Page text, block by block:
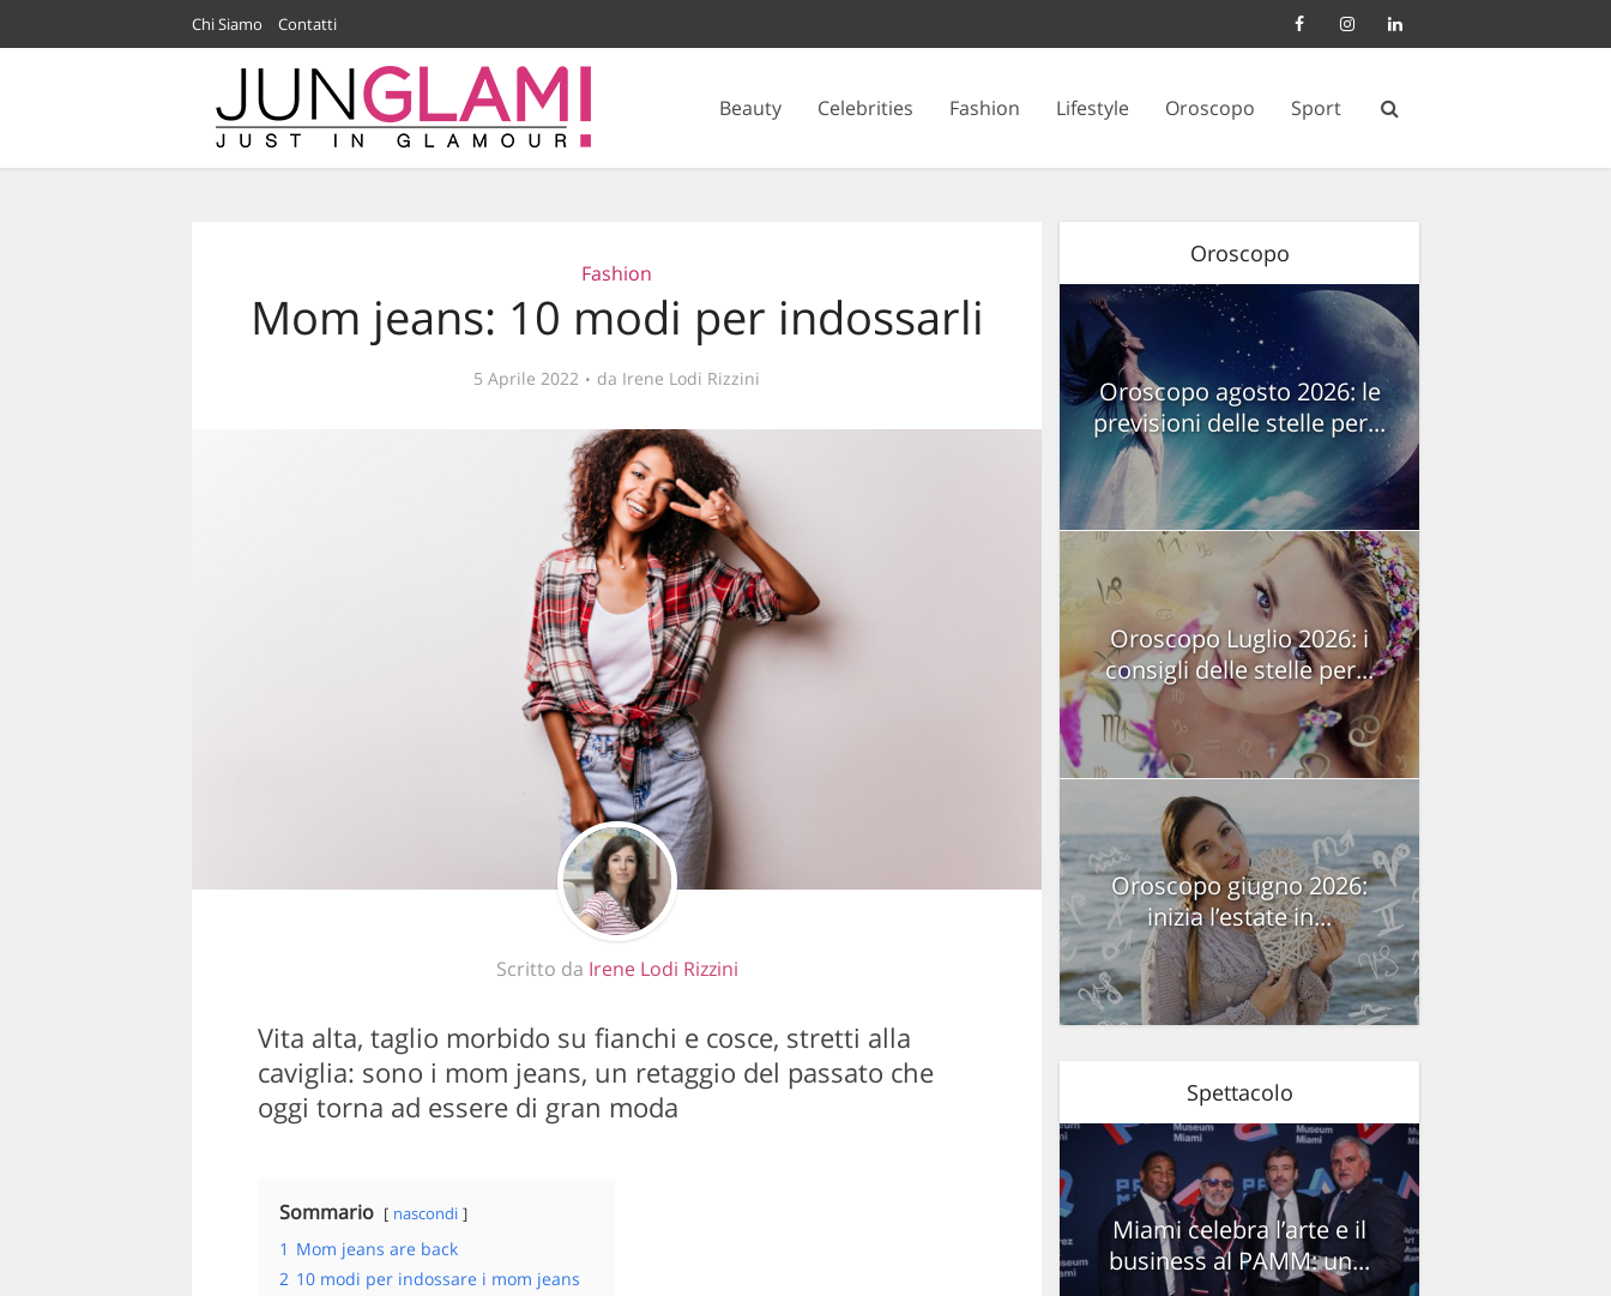
Chi Siamo Contatti
Beauty Celebrities Fashion Lifestyle Oroscopo Sport
Fashion
Mom jeans: 10 modi per indossarli
5 Aprile 2022 da Irene Lodi Rizzini
Scritto da Irene Lodi Rizzini
Vita alta, taglio morbido su fianchi e cosce, stretti alla
caviglia: sono i mom jeans, un retaggio del passato che
oggi torna ad essere di gran moda
Sommario nascondi
1 Mom jeans are back
2 10 modi per indossare i mom jeans
Oroscopo
Oroscopo agosto 2026: le
previsioni delle stelle per...
Oroscopo Luglio 2026: i
consigli delle stelle per...
Oroscopo giugno 2026:
inizia l’estate in...
Spettacolo
Miami celebra l’arte e il
business al PAMM: un...